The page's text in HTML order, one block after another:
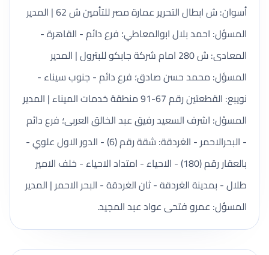
أسوان: ش ابطال التحرير عمارة مصر للتأمين ش 62 | المدير
المسؤل: احمد بلال ابوالمعاطي؛ فرع دائم - القاهرة -
المعادى: ش 280 امام شركة جابكو للبترول | المدير
المسؤل: محمد حسن صادق؛ فرع دائم - جنوب سيناء -
نويبع: القطعتين رقم 67-91 منطقة خدمات الميناء | المدير
المسؤل: اشرف السعيد رفيق عبد الخالق العربى؛ فرع دائم
- البحرالاحمر - الغردقة: شقة رقم (6) - الدور الاول علوي -
بالعقار رقم (180) - الاحياء - امتداد الاحياء - خلف الامير
طلال - بمدينة الغردقة - ثان الغردقة - البحر الاحمر | المدير
المسؤل: عمرو فتحى عواد عبد المجيد.